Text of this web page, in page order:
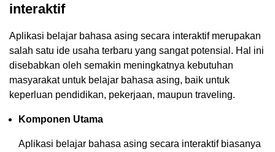
interaktif
Aplikasi belajar bahasa asing secara interaktif merupakan
salah satu ide usaha terbaru yang sangat potensial. Hal ini
disebabkan oleh semakin meningkatnya kebutuhan
masyarakat untuk belajar bahasa asing, baik untuk
keperluan pendidikan, pekerjaan, maupun traveling.
Komponen Utama
Aplikasi belajar bahasa asing secara interaktif biasanya